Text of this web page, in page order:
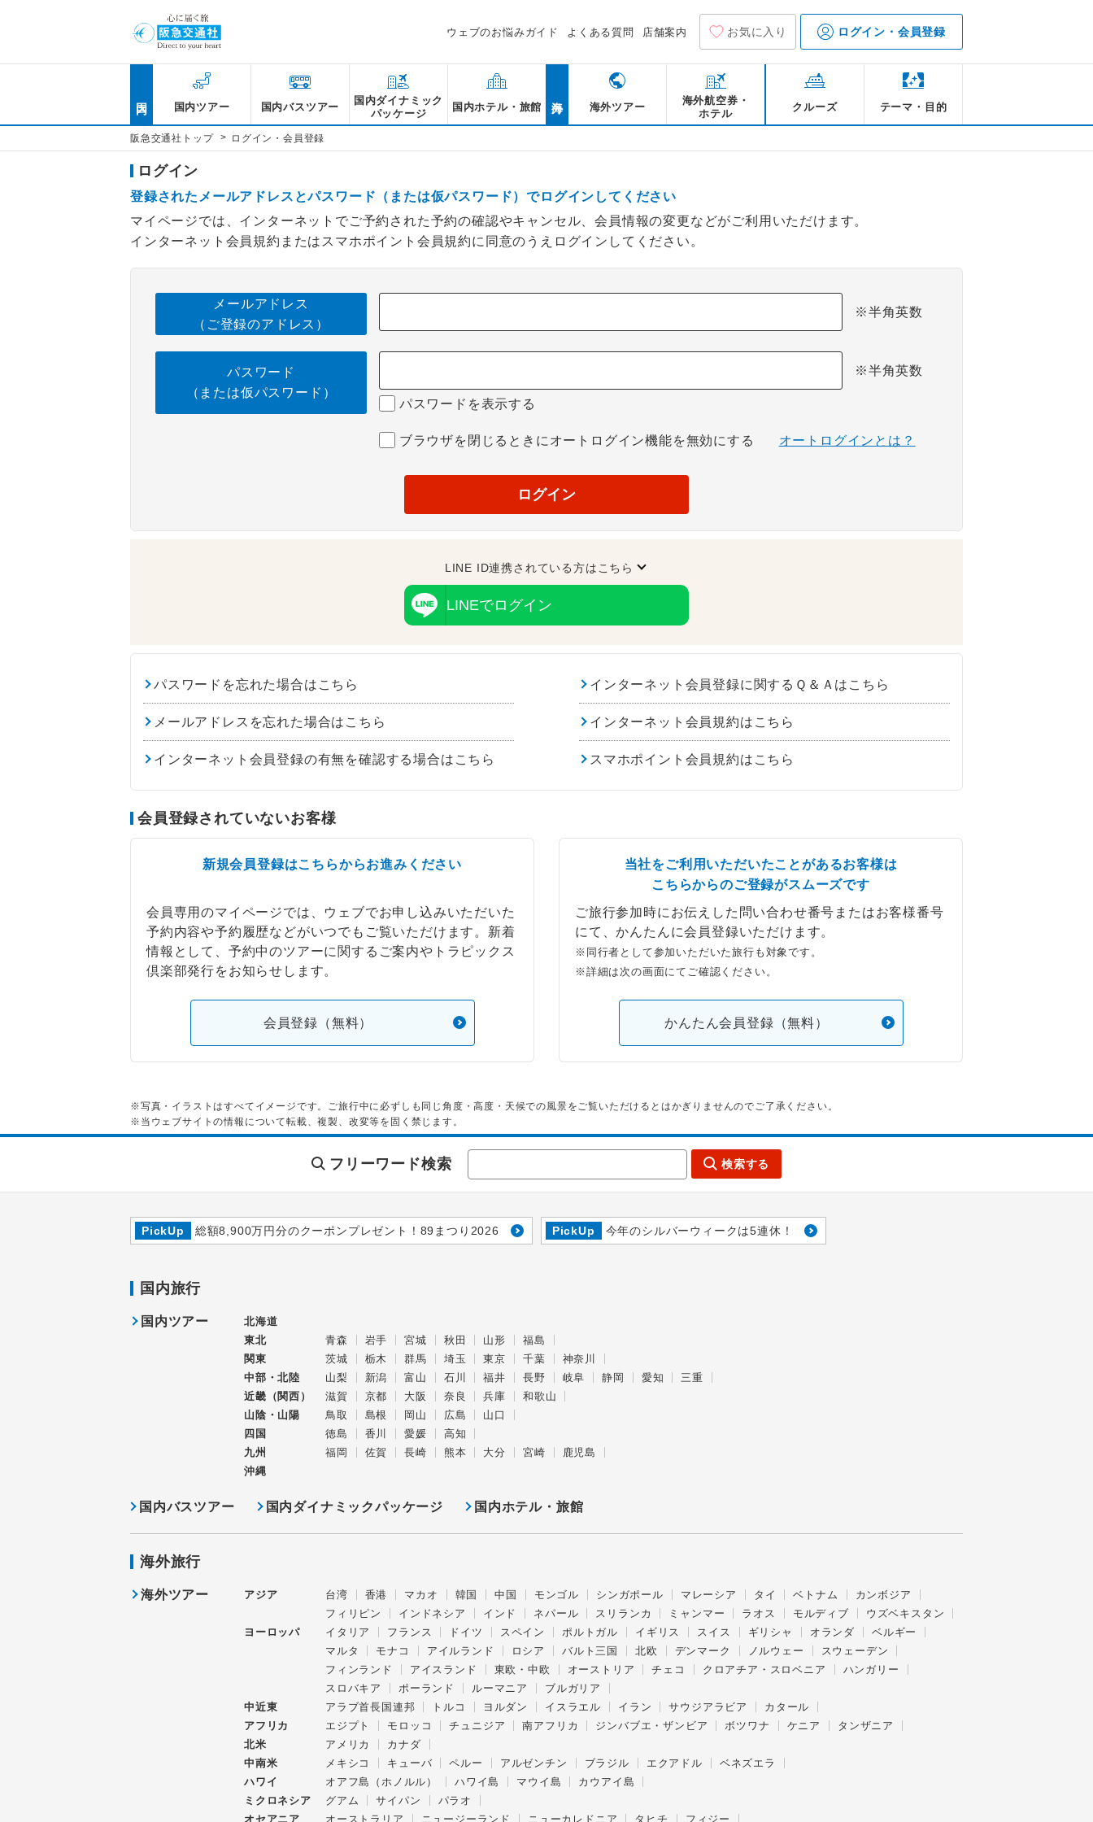
ウェブのお悩みガイド よくある質問 店舗案内 お気に入り ログイン・会員登録
国内ツアー 国内バスツアー
国内ダイナミック
パッケージ
国内ホテル・旅館 海外ツアー
海外航空券・
ホテル
クルーズ テーマ・目的
阪急交通社トップ > ログイン・会員登録
ログイン
登録されたメールアドレスとパスワード（または仮パスワード）でログインしてください
マイページでは、インターネットでご予約された予約の確認やキャンセル、会員情報の変更などがご利用いただけます。
インターネット会員規約またはスマホポイント会員規約に同意のうえログインしてください。
メールアドレス
（ご登録のアドレス）
※半角英数
パスワード
（または仮パスワード）
※半角英数
パスワードを表示する
ブラウザを閉じるときにオートログイン機能を無効にする オートログインとは？
ログイン
LINE ID連携されている方はこちら
LINEでログイン
パスワードを忘れた場合はこちら インターネット会員登録に関するＱ＆Ａはこちら
メールアドレスを忘れた場合はこちら インターネット会員規約はこちら
インターネット会員登録の有無を確認する場合はこちら スマホポイント会員規約はこちら
会員登録されていないお客様
新規会員登録はこちらからお進みください
会員専用のマイページでは、ウェブでお申し込みいただいた
予約内容や予約履歴などがいつでもご覧いただけます。新着
情報として、予約中のツアーに関するご案内やトラピックス
倶楽部発行をお知らせします。
会員登録（無料）
当社をご利用いただいたことがあるお客様は
こちらからのご登録がスムーズです
ご旅行参加時にお伝えした問い合わせ番号またはお客様番号
にて、かんたんに会員登録いただけます。
※同行者として参加いただいた旅行も対象です。
※詳細は次の画面にてご確認ください。
かんたん会員登録（無料）
※写真・イラストはすべてイメージです。ご旅行中に必ずしも同じ角度・高度・天候での風景をご覧いただけるとはかぎりませんのでご了承ください。
※当ウェブサイトの情報について転載、複製、改変等を固く禁じます。
フリーワード検索 検索する
PickUp 総額8,900万円分のクーポンプレゼント！89まつり2026 PickUp 今年のシルバーウィークは5連休！
国内旅行
国内ツアー
北海道
東北
青森 岩手 宮城 秋田 山形
福島
関東
茨城 栃木 群馬 埼玉 東京 千葉
神奈川
中部・北陸
山梨 新潟 富山 石川 福井 長野 岐阜 静岡 愛知
三重
近畿（関西）
滋賀 京都 大阪 奈良 兵庫
和歌山
山陰・山陽
鳥取 島根 岡山 広島
山口
四国
徳島 香川 愛媛
高知
九州
福岡 佐賀 長崎 熊本 大分 宮崎
鹿児島
沖縄
国内バスツアー 国内ダイナミックパッケージ 国内ホテル・旅館
海外旅行
海外ツアー アジア 台湾 香港 マカオ 韓国 中国 モンゴル シンガポール マレーシア タイ ベトナム
カンボジア
フィリピン
インドネシア インド ネパール スリランカ ミャンマー ラオス モルディブ
ウズベキスタン
ヨーロッパ
イタリア フランス ドイツ スペイン ポルトガル イギリス スイス ギリシャ オランダ
ベルギー
マルタ
モナコ アイルランド ロシア バルト三国 北欧 デンマーク ノルウェー
スウェーデン
フィンランド
アイスランド 東欧・中欧 オーストリア チェコ クロアチア・スロベニア
ハンガリー
スロバキア
ポーランド ルーマニア
ブルガリア
中近東
アラブ首長国連邦 トルコ ヨルダン イスラエル イラン サウジアラビア
カタール
アフリカ
エジプト モロッコ チュニジア 南アフリカ ジンバブエ・ザンビア ボツワナ ケニア
タンザニア
北米
アメリカ
カナダ
中南米
メキシコ キューバ ペルー アルゼンチン ブラジル エクアドル
ベネズエラ
ハワイ
オアフ島（ホノルル） ハワイ島 マウイ島
カウアイ島
ミクロネシア
グアム サイパン
パラオ
オセアニア
オーストラリア ニュージーランド ニューカレドニア タヒチ フィジー